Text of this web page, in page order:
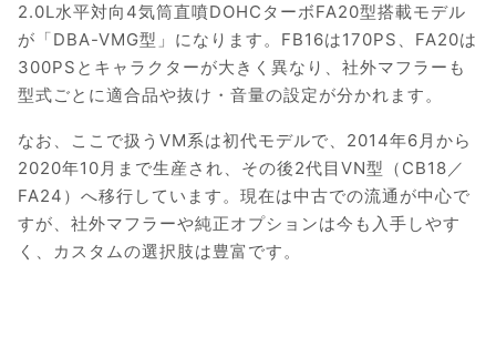
2.0L水平対向4気筒直噴DOHCターボFA20型搭載モデル
が「DBA-VMG型」になります。FB16は170PS、FA20は
300PSとキャラクターが大きく異なり、社外マフラーも
型式ごとに適合品や抜け・音量の設定が分かれます。
なお、ここで扱うVM系は初代モデルで、2014年6月から
2020年10月まで生産され、その後2代目VN型（CB18／
FA24）へ移行しています。現在は中古での流通が中心で
すが、社外マフラーや純正オプションは今も入手しやす
く、カスタムの選択肢は豊富です。